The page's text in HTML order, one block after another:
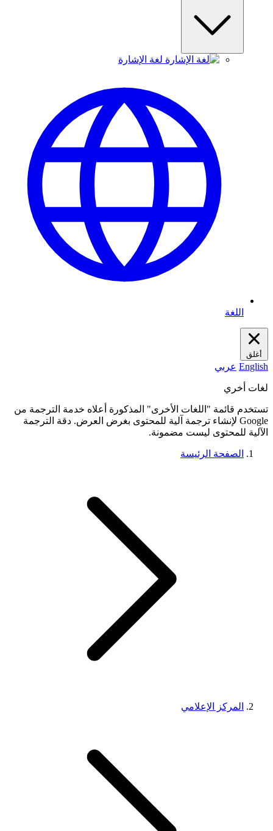
لغة الإشارة
اللغة
أغلق
English عربي
لغات أخري
تستخدم قائمة "اللغات الأخرى" المذكورة أعلاه خدمة الترجمة من
Google لإنشاء ترجمة آلية للمحتوى بغرض العرض. دقة الترجمة
الآلية للمحتوى ليست مضمونة.
الصفحة الرئيسة
المركز الإعلامي